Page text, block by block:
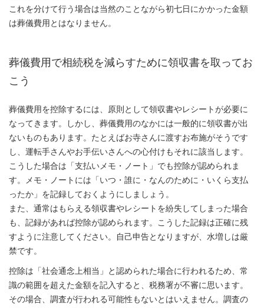
これを分けて行う場合は当然のことながら初七日にかかった金額
は葬儀費用とはなりません。
葬儀費用で相続税を減らすために領収書を取ってお
こう
葬儀費用を控除するには、原則として領収書やレシートが必要に
なってきます。しかし、葬儀費用のなかには一般的に領収書が出
ないものもあります。たとえばお寺さんに渡すお布施がそうです
し、運転手さんやお手伝いさんへの心付けもそれに該当します。
こうした場合は「支払いメモ・ノート」でも控除が認められま
す。メモ・ノートには「いつ・誰に・なんのために・いくら支払
ったか」を記録しておくようにしましょう。
また、通常はもらえる領収書やレシートを紛失してしまった場合
も、記録があれば控除が認められます。こうした記録は正確に残
すように注意してください。自己申告となりますが、水増しは厳
禁です。
控除は「社会通念上相当」と認められた場合に行われるため、常
識の範囲を超えた金額を記入すると、税務署が不審に思います。
その場合、調査が行われる可能性もないとはいえません。調査の